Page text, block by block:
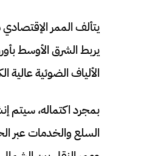
يتألف الممر
يربط الشرق الأوسط
الألياف الضوئية عالية
بمجرد اكتماله، سيتم
السلع والخدمات عبر